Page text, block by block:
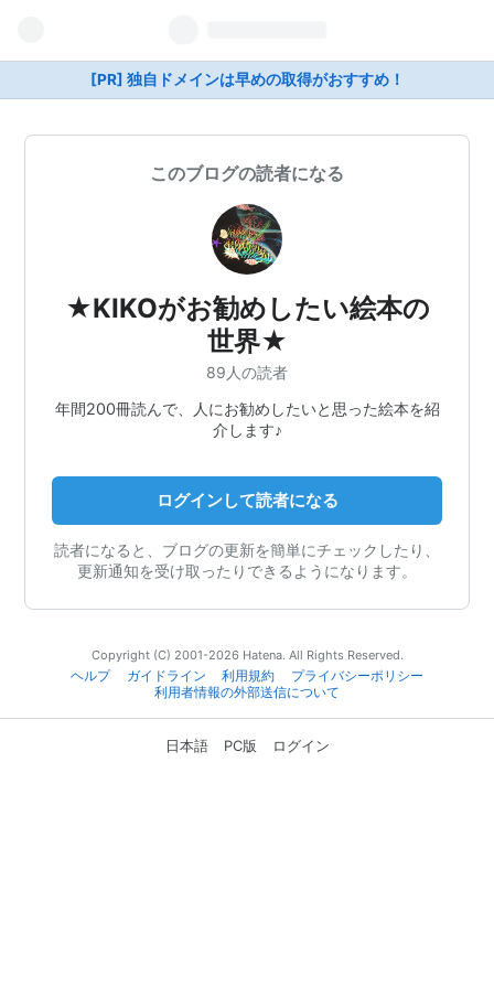
[PR] 独自ドメインは早めの取得がおすすめ！
このブログの読者になる
★KIKOがお勧めしたい絵本の
世界★
89人の読者
年間200冊読んで、人にお勧めしたいと思った絵本を紹
介します♪
ログインして読者になる
読者になると、ブログの更新を簡単にチェックしたり、
更新通知を受け取ったりできるようになります。
Copyright (C) 2001-2026 Hatena. All Rights Reserved.
ヘルプ
ガイドライン 利用規約
プライバシーポリシー
利用者情報の外部送信について
日本語 PC版 ログイン